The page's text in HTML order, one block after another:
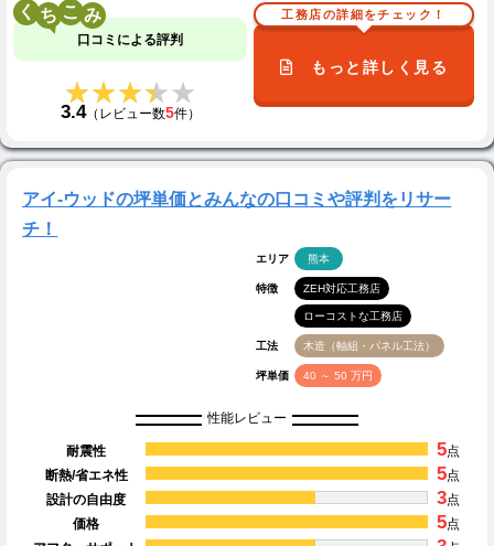
く こ
口コミによる評判
★★★★★
★★★★★
3.4（レビュー数5件）
工務店の詳細をチェック！
もっと詳しく見る
アイ-ウッドの坪単価とみんなの口コミや評判をリサー
チ！
エリア 熊本
特徴 ZEH対応工務店
ローコストな工務店
工法 木造（軸組・パネル工法）
坪単価 40 ～ 50 万円
性能レビュー
耐震性 5点
断熱/省エネ性
5点
設計の自由度
3点
価格
5点